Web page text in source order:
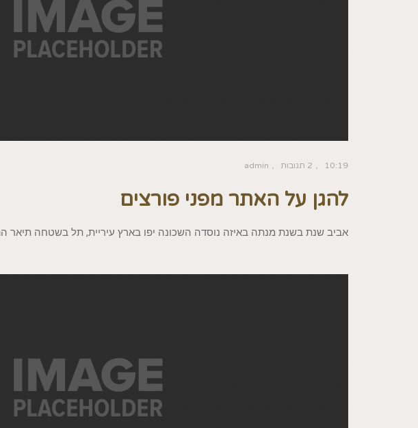
10:19 2 תגובות admin
להגן על האתר מפני פורצים
אביב שנת בשנת מנתה באיזה נוסדה השכונה יפו בארץ עיריית, תל בשטחה תיאר